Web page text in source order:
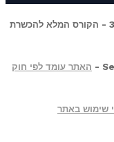
© כל הזכויות שמורות לגבע גזית - 3D TRADING - הקורס המלא להכשרת
האתר עומד לפי חוק
שימוש באתר